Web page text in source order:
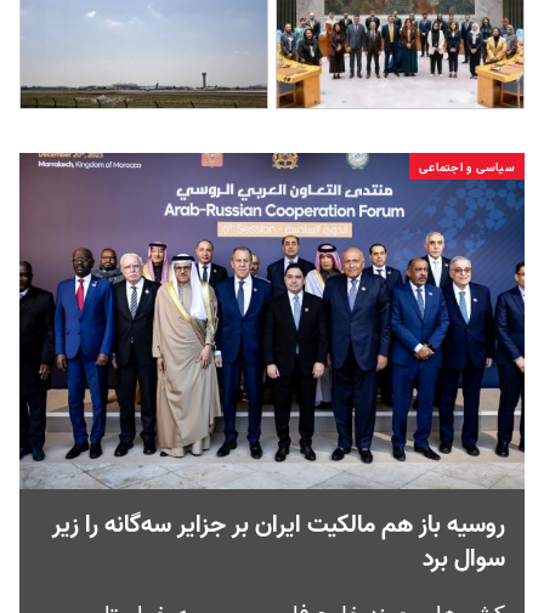
سیاسی و اجتماعی
روسیه باز هم مالکیت ایران بر جزایر سه‌گانه را زیر
سوال برد